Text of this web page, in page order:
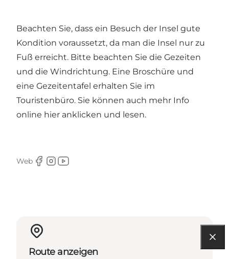
Beachten Sie, dass ein Besuch der Insel gute
Kondition voraussetzt, da man die Insel nur zu
Fuß erreicht. Bitte beachten Sie die Gezeiten
und die Windrichtung. Eine Broschüre und
eine Gezeitentafel erhalten Sie im
Touristenbüro. Sie können auch mehr Info
online hier anklicken und lesen.
Web
Facebook
Instagram
Youtube
Route anzeigen